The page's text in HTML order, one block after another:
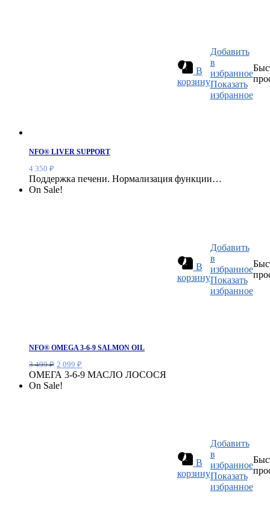
В
корзину
Добавить
в
избранное
Показать
избранное
NFO® LIVER SUPPORT
4 350 ₽
Поддержка печени. Нормализация функции…
On Sale!
В
корзину
Добавить
в
избранное
Показать
избранное
NFO® OMEGA 3-6-9 SALMON OIL
3 499₽ Первоначальная
цена
составляла
2 099 ₽
цена:
ОМЕГА 3-6-9 МАСЛО ЛОСОСЯ
On Sale!
В
корзину
Добавить
в
избранное
Показать
избранное